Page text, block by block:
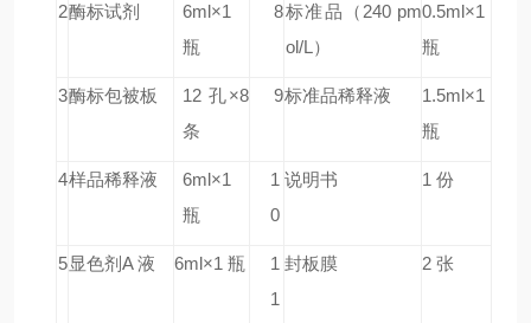
2酶标试剂
6ml×1
瓶
8标准品（240 pm
ol/L）
0.5ml×1
瓶
3酶标包被板
12 孔×8
条
9标准品稀释液
1.5ml×1
瓶
4样品稀释液
6ml×1
瓶
1
0
说明书 1 份
5显色剂A 液 6ml×1 瓶
1
1
封板膜 2 张